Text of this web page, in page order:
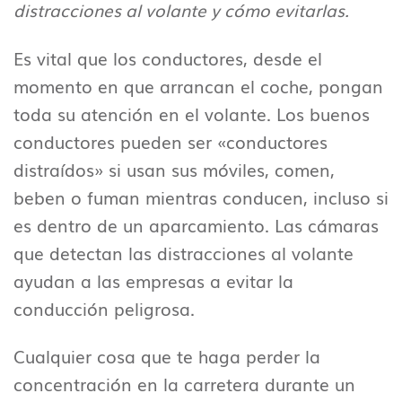
distracciones al volante y cómo evitarlas.
Es vital que los conductores, desde el
momento en que arrancan el coche, pongan
toda su atención en el volante. Los buenos
conductores pueden ser «conductores
distraídos» si usan sus móviles, comen,
beben o fuman mientras conducen, incluso si
es dentro de un aparcamiento. Las cámaras
que detectan las distracciones al volante
ayudan a las empresas a evitar la
conducción peligrosa.
Cualquier cosa que te haga perder la
concentración en la carretera durante un